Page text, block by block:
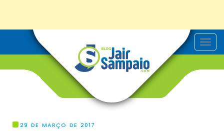
T
o
29 DE MARÇO DE 2017